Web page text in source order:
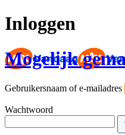
Inloggen
Mogelijk
Gebruikersnaam of e-mailadres
Wachtwoord